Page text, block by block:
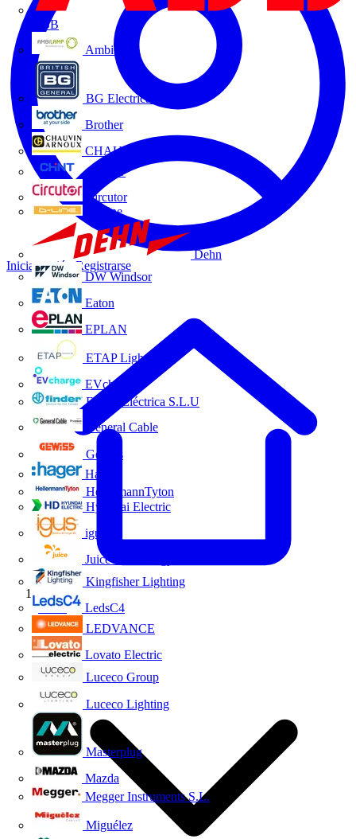
ABB
Ambilamp
BG Electrical
Brother
CHAUVIN ARNOUX
CHINT
Circutor
D-Line
Dehn
DW Windsor
Eaton
EPLAN
ETAP Lighting
EVcharge
Finder Eléctrica S.L.U
General Cable
Gewiss
Hager
HellermannTyton
Hyundai Electric
igus
Juice Technology
Kingfisher Lighting
LedsC4
LEDVANCE
Lovato Electric
Luceco Group
Luceco Lighting
Masterplug
Mazda
Megger Instruments S.L.
Miguélez
Iniciar sesión Registrarse
Inicio